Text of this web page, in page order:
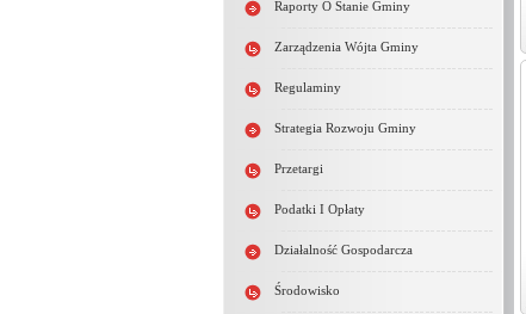
Raporty O Stanie Gminy
Zarządzenia Wójta Gminy
Regulaminy
Strategia Rozwoju Gminy
Przetargi
Podatki I Opłaty
Działalność Gospodarcza
Środowisko